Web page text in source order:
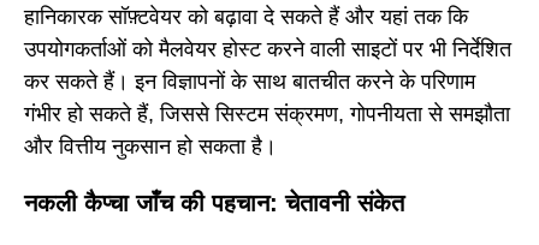
हानिकारक सॉफ़्टवेयर को बढ़ावा दे सकते हैं और यहां तक कि
उपयोगकर्ताओं को मैलवेयर होस्ट करने वाली साइटों पर भी निर्देशित
कर सकते हैं। इन विज्ञापनों के साथ बातचीत करने के परिणाम
गंभीर हो सकते हैं, जिससे सिस्टम संक्रमण, गोपनीयता से समझौता
और वित्तीय नुकसान हो सकता है।
नकली कैप्चा जाँच की पहचान: चेतावनी संकेत